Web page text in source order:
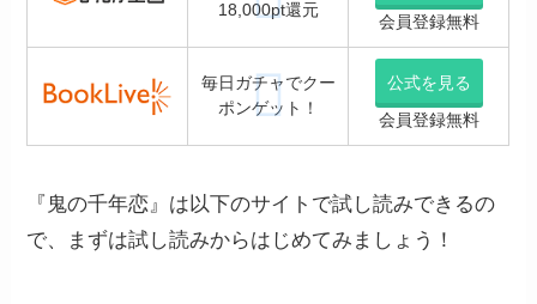
18,000pt還元
会員登録無料
毎日ガチャでクー
ポンゲット！
公式を見る
会員登録無料
『鬼の千年恋』は以下のサイトで試し読みできるの
で、まずは試し読みからはじめてみましょう！